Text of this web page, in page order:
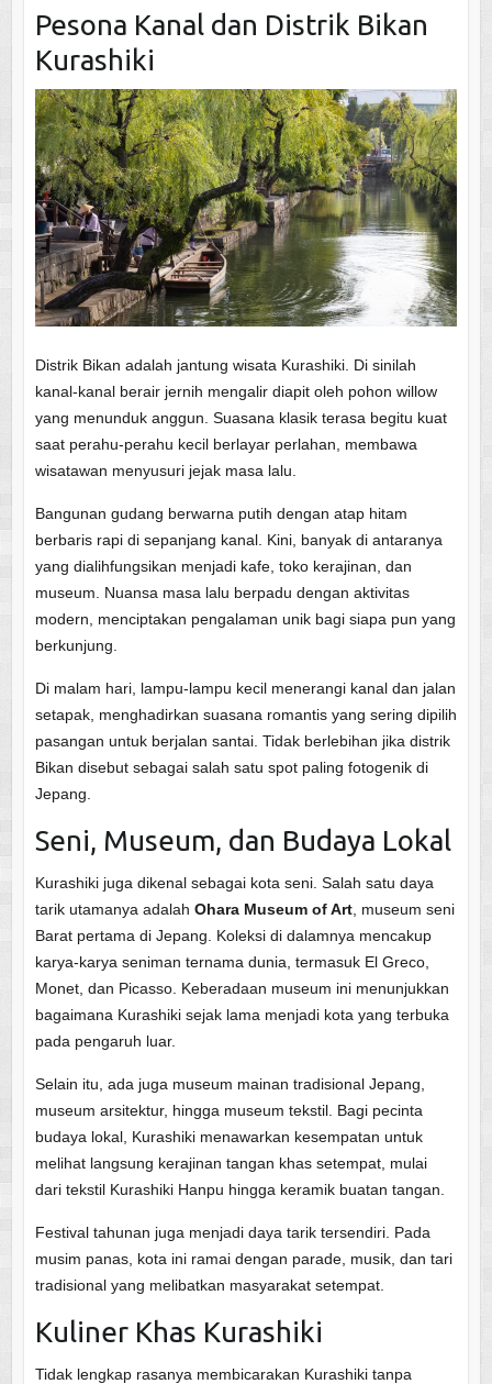
Pesona Kanal dan Distrik Bikan
Kurashiki
Distrik Bikan adalah jantung wisata Kurashiki. Di sinilah
kanal-kanal berair jernih mengalir diapit oleh pohon willow
yang menunduk anggun. Suasana klasik terasa begitu kuat
saat perahu-perahu kecil berlayar perlahan, membawa
wisatawan menyusuri jejak masa lalu.
Bangunan gudang berwarna putih dengan atap hitam
berbaris rapi di sepanjang kanal. Kini, banyak di antaranya
yang dialihfungsikan menjadi kafe, toko kerajinan, dan
museum. Nuansa masa lalu berpadu dengan aktivitas
modern, menciptakan pengalaman unik bagi siapa pun yang
berkunjung.
Di malam hari, lampu-lampu kecil menerangi kanal dan jalan
setapak, menghadirkan suasana romantis yang sering dipilih
pasangan untuk berjalan santai. Tidak berlebihan jika distrik
Bikan disebut sebagai salah satu spot paling fotogenik di
Jepang.
Seni, Museum, dan Budaya Lokal
Kurashiki juga dikenal sebagai kota seni. Salah satu daya
tarik utamanya adalah Ohara Museum of Art, museum seni
Barat pertama di Jepang. Koleksi di dalamnya mencakup
karya-karya seniman ternama dunia, termasuk El Greco,
Monet, dan Picasso. Keberadaan museum ini menunjukkan
bagaimana Kurashiki sejak lama menjadi kota yang terbuka
pada pengaruh luar.
Selain itu, ada juga museum mainan tradisional Jepang,
museum arsitektur, hingga museum tekstil. Bagi pecinta
budaya lokal, Kurashiki menawarkan kesempatan untuk
melihat langsung kerajinan tangan khas setempat, mulai
dari tekstil Kurashiki Hanpu hingga keramik buatan tangan.
Festival tahunan juga menjadi daya tarik tersendiri. Pada
musim panas, kota ini ramai dengan parade, musik, dan tari
tradisional yang melibatkan masyarakat setempat.
Kuliner Khas Kurashiki
Tidak lengkap rasanya membicarakan Kurashiki tanpa